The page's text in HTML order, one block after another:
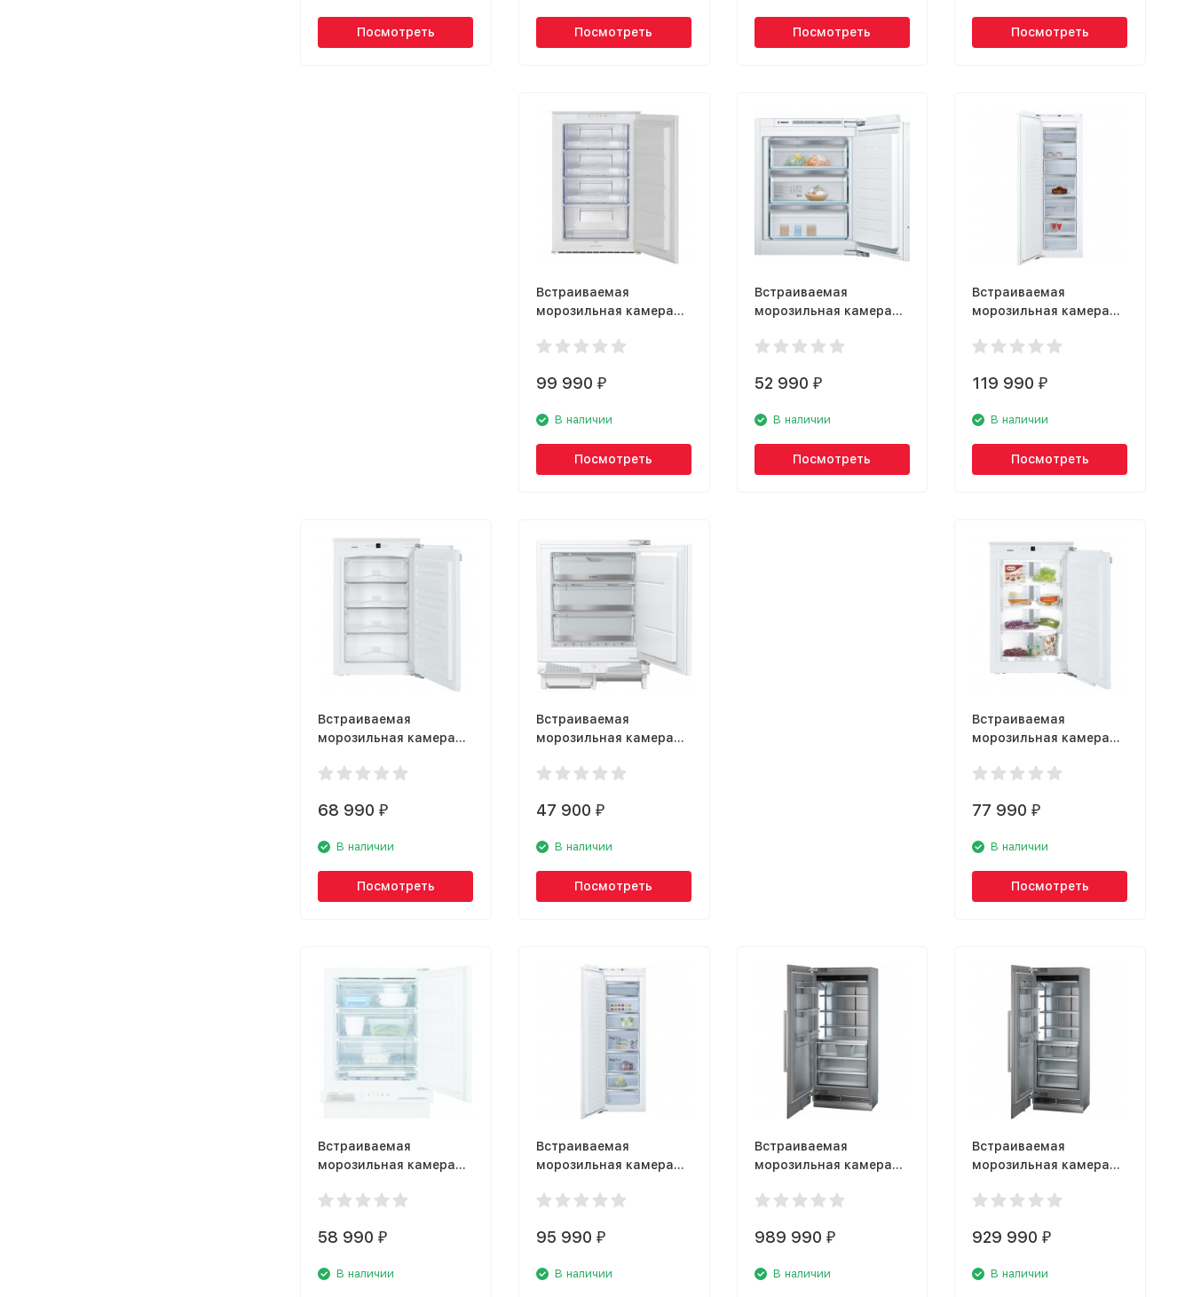
Посмотреть Посмотреть Посмотреть Посмотреть
Встраиваемая
морозильная камера
i
99 990 ₽
В наличии
Посмотреть
Встраиваемая
морозильная камера
52 990 ₽
В наличии
Посмотреть
Встраиваемая
морозильная камера
119 990₽
В наличии
Посмотреть
Встраиваемая
морозильная камера
68 990 ₽
В наличии
Посмотреть
Встраиваемая
морозильная камера
47 900 ₽
В наличии
Посмотреть
Встраиваемая
морозильная камера
77 990₽
В наличии
Посмотреть
Встраиваемая
морозильная камера
58 990 ₽
В наличии
Встраиваемая
морозильная камера
95 990 ₽
В наличии
Встраиваемая
морозильная камера
Monolith
989 990 ₽
В наличии
Встраиваемая
морозильная камера
Monolith
929 990₽
В наличии